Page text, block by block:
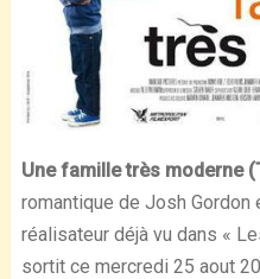
Une famille très moderne
romantique de Josh Gordon
réalisateur déjà vu dans «
sortit ce mercredi 25 aout